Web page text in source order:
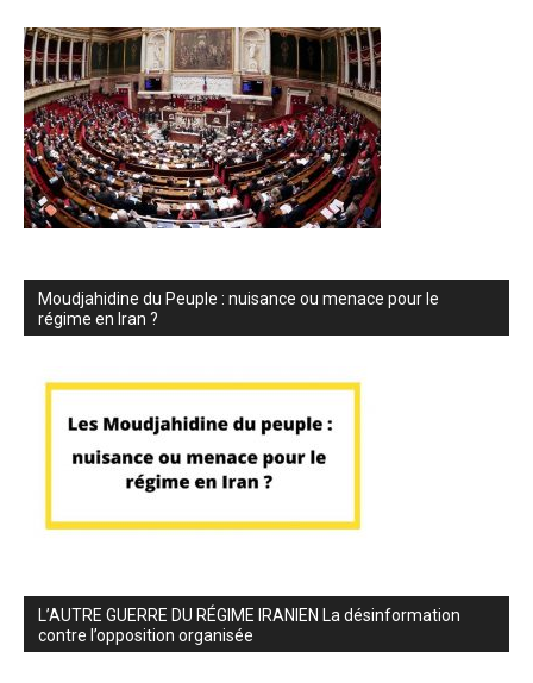
Moudjahidine du Peuple : nuisance ou menace pour le
régime en Iran ?
L’AUTRE GUERRE DU RÉGIME IRANIEN La désinformation
contre l’opposition organisée